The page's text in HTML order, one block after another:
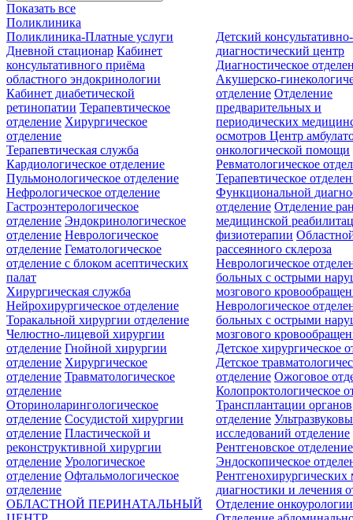
Показать все
Поликлиника
Поликлиника-Платные услуги
Дневной стационар Кабинет
консультативного приёма
областного эндокринологии
Кабинет диабетической
ретинопатии Терапевтическое
отделение Хирургическое
отделение
Детский консультативно-
диагностический центр
Диагностическое
Акушерско-
отделение Отделение
предварительных и
периодических
осмотровЦентр
онкологической помощи
Терапевтическая служба
Кардиологическое отделение
Пульмонологическое отделение
Нефрологическое отделение
Гастроэнтерологическое
отделение Эндокринологическое
отделение Неврологическое
отделение Гематологическое
отделение c блоком асептических
палат
Ревматологическое
Терапевтическое
Функциональной
отделение Отделение
медицинской
физиотерапии
рассеянного склероза
Неврологическое
больных с острыми
мозгового
Неврологическое
больных с острыми
мозгового
Хирургическая служба
Нейрохирургическое отделение
Торакальной хирургии отделение
Челюстно-лицевой хирургии
отделение Гнойной хирургии
отделение Хирургическое
отделение Травматологическое
отделение
Оториноларингологическое
отделение Сосудистой хирургии
отделение Пластической и
реконструктивной хирургии
отделение Урологическое
отделение Офтальмологическое
отделение
Детское хирургическое
Детское
отделение Ожоговое
Колопроктологическое
Трансплантации органов
отделение
исследований отделение
Рентгеновское отделение
Эндоскопическое
Рентгенохирургических
диагностики и лечения
Отделение онкоурологии
ОБЛАСТНОЙ ПЕРИНАТАЛЬНЫЙ